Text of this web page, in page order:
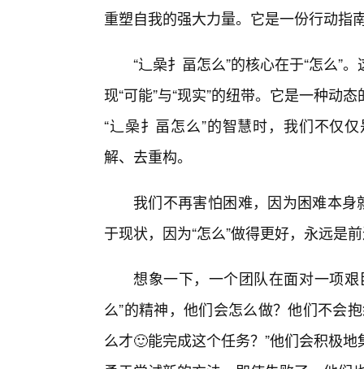
重塑自我的强大力量。它是一份行动指
“辶喿扌畐怎么”的核心在于“怎么”
现“可能”与“现实”的纽带。它是一种动
“辶喿扌畐怎么”的智慧时，我们不仅
解、去重构。
我们不再害怕困难，因为困难本身
于现状，因为“怎么”做得更好，永远是
想象一下，一个团队在面对一项
么”的精神，他们会怎么做？他们不会
么才🙂能完成这个任务？”他们会积极